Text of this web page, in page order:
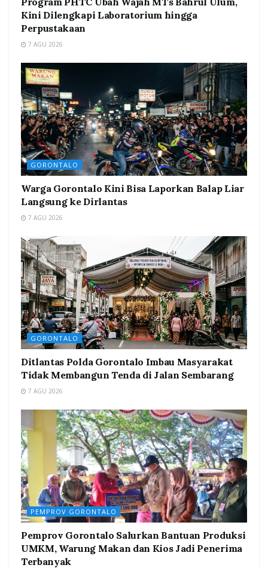
Kini Dilengkapi Laboratorium hingga
Perpustakaan
7 AGU 2026
GORONTALO
Warga Gorontalo Kini Bisa Laporkan Balap Liar
Langsung ke Dirlantas
7 AGU 2026
GORONTALO
Ditlantas Polda Gorontalo Imbau Masyarakat
Tidak Membangun Tenda di Jalan Sembarang
7 AGU 2026
PEMPROV GORONTALO
Pemprov Gorontalo Salurkan Bantuan Produksi
UMKM, Warung Makan dan Kios Jadi Penerima
Terbanyak